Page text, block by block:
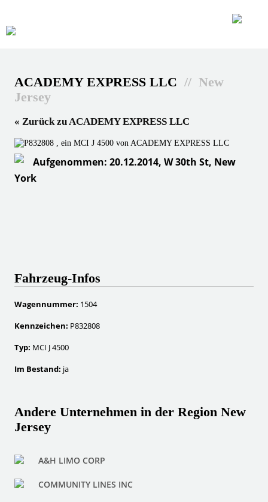
ACADEMY EXPRESS LLC // New
Jersey
« Zurück zu ACADEMY EXPRESS LLC
Aufgenommen: 20.12.2014, W 30th St, New
York
Fahrzeug-Infos
Wagennummer: 1504
Kennzeichen: P832808
Typ: MCI J 4500
Im Bestand: ja
Andere Unternehmen in der Region New
Jersey
A&H LIMO CORP
COMMUNITY LINES INC